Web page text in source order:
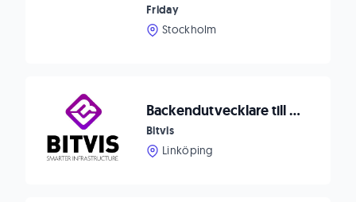
Friday
Stockholm
Backendutvecklare till Bitvis
Bitvis
Linköping